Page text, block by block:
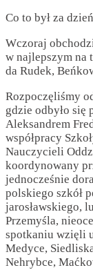
Co to był za
Wczoraj
w najlepszym na
da Rudek,
Rozpoczęliśmy
gdzie odbyło się
Aleksandrem
współpracy
Nauczycieli
koordynowany
jednocześnie
polskiego szkół
jarosławskiego,
Przemyśla,
spotkaniu wzięli
Medyce,
Nehrybce,